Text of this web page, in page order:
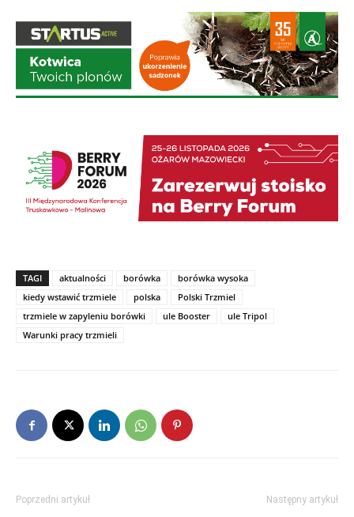
TAGI aktualności borówka
borówka wysoka
kiedy wstawić trzmiele
polska
Polski Trzmiel
trzmiele w zapyleniu borówki
ule Booster
ule Tripol
Warunki pracy trzmieli
Poprzedni artykuł Następny artykuł